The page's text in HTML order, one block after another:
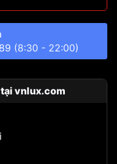
(8:30 - 22:00)
vnlux.com